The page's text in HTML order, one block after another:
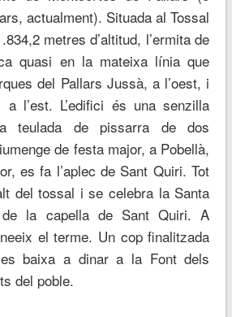
actualment). Situada al Tossal
metres d’altitud, l’ermita de
quasi en la mateixa línia que
del Pallars Jussà, a l’oest, i
l’est. L’edifici és una senzilla
teulada de pissarra de dos
de festa major, a Pobellà,
es fa l’aplec de Sant Quiri. Tot
del tossal i se celebra la Santa
la capella de Sant Quiri. A
el terme. Un cop finalitzada
baixa a dinar a la Font dels
del poble.